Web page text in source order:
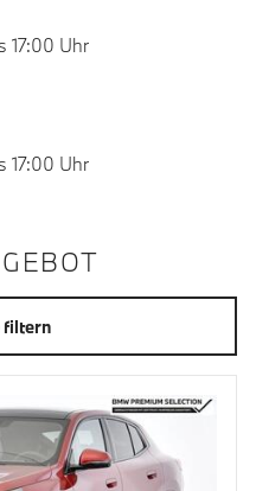
17:00 Uhr
17:00 Uhr
filtern